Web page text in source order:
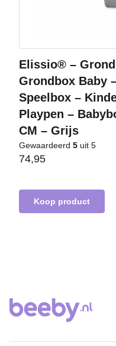
Elissio® –
Grondbox Baby
Speelbox –
Playpen –
CM – Grijs
Gewaardeerd 5 uit 5
74,95
Koop product